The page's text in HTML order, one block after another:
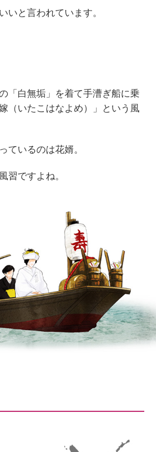
いと言われています。
「白無垢」
を着て手漕ぎ船に乗
（いたこはなよめ）」
という風
ているのは花婿。
習ですよね。